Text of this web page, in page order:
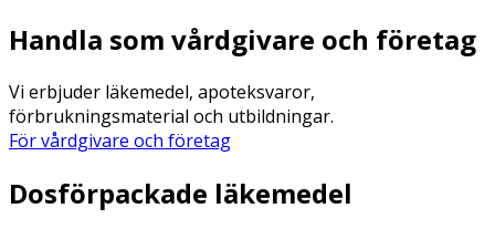
Handla som vårdgivare och företag
Vi erbjuder läkemedel, apoteksvaror,
förbrukningsmaterial och utbildningar.
För vårdgivare och företag
Dosförpackade läkemedel